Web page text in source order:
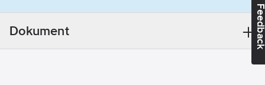
Utförande:
Informationsplikt:
Dokument